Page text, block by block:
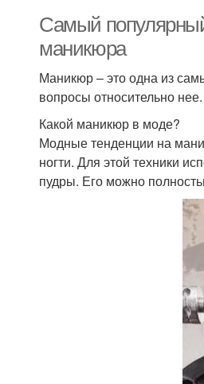
Самый
маникюра
Маникюр – это одна из
вопросы относительно
Какой маникюр в моде?
Модные тенденции на
ногти. Для этой техники
пудры. Его можно